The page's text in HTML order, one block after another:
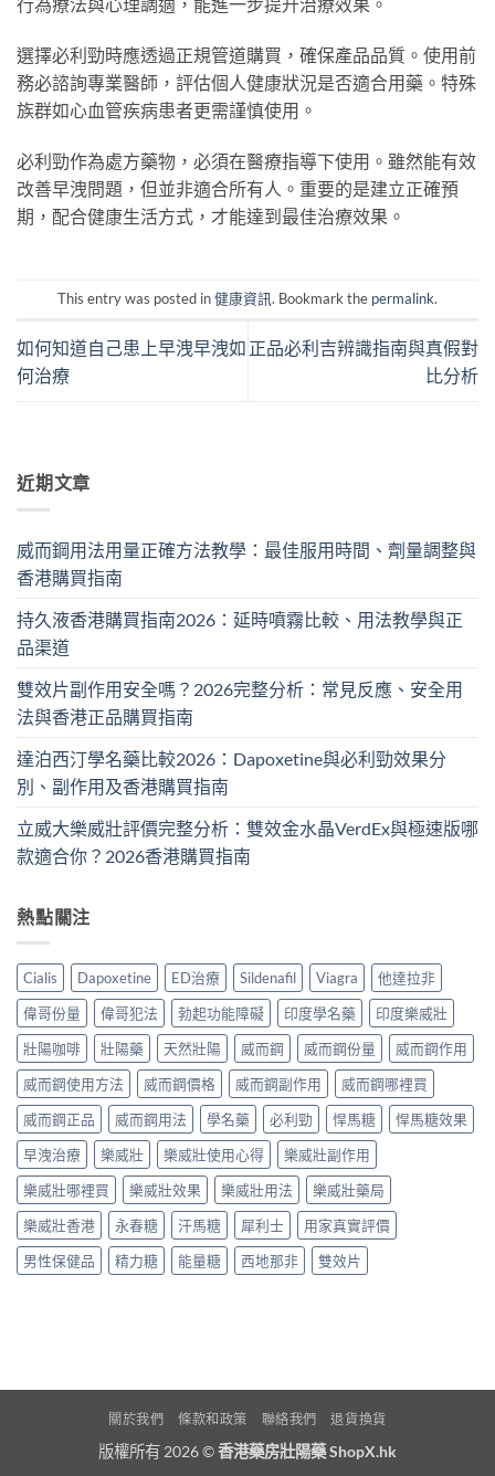
選擇必利勁時應透過正規管道購買，確保產品品質。使用前
務必諮詢專業醫師，評估個人健康狀況是否適合用藥。特殊
族群如心血管疾病患者更需謹慎使用。
必利勁作為處方藥物，必須在醫療指導下使用。雖然能有效
改善早洩問題，但並非適合所有人。重要的是建立正確預
期，配合健康生活方式，才能達到最佳治療效果。
This entry was posted in健康資訊. Bookmark the permalink.
如何知道自己患上早洩早洩如
何治療
正品必利吉辨識指南與真假對
比分析
近期文章
威而鋼用法用量正確方法教學：最佳服用時間、劑量調整與
香港購買指南
持久液香港購買指南2026：延時噴霧比較、用法教學與正
品渠道
雙效片副作用安全嗎？2026完整分析：常見反應、安全用
法與香港正品購買指南
達泊西汀學名藥比較2026：Dapoxetine與必利勁效果分
別、副作用及香港購買指南
立威大樂威壯評價完整分析：雙效金水晶VerdEx與極速版哪
款適合你？2026香港購買指南
熱點關注
Cialis Dapoxetine ED治療 Sildenafil Viagra
他達拉非
偉哥份量
偉哥犯法 勃起功能障礙 印度學名藥
印度樂威壯
壯陽咖啡
壯陽藥 天然壯陽 威而鋼 威而鋼份量
威而鋼作用
威而鋼使用方法
威而鋼價格 威而鋼副作用
威而鋼哪裡買
威而鋼正品
威而鋼用法 學名藥 必利勁 悍馬糖
悍馬糖效果
早洩治療
樂威壯 樂威壯使用心得
樂威壯副作用
樂威壯哪裡買
樂威壯效果 樂威壯用法
樂威壯藥局
樂威壯香港
永春糖 汗馬糖 犀利士
用家真實評價
男性保健品
精力糖 能量糖 西地那非 雙效片
關於我們 條款和政策 聯絡我們 退貨換貨
版權所有 2026 ©香港藥房壯陽藥 ShopX.hk